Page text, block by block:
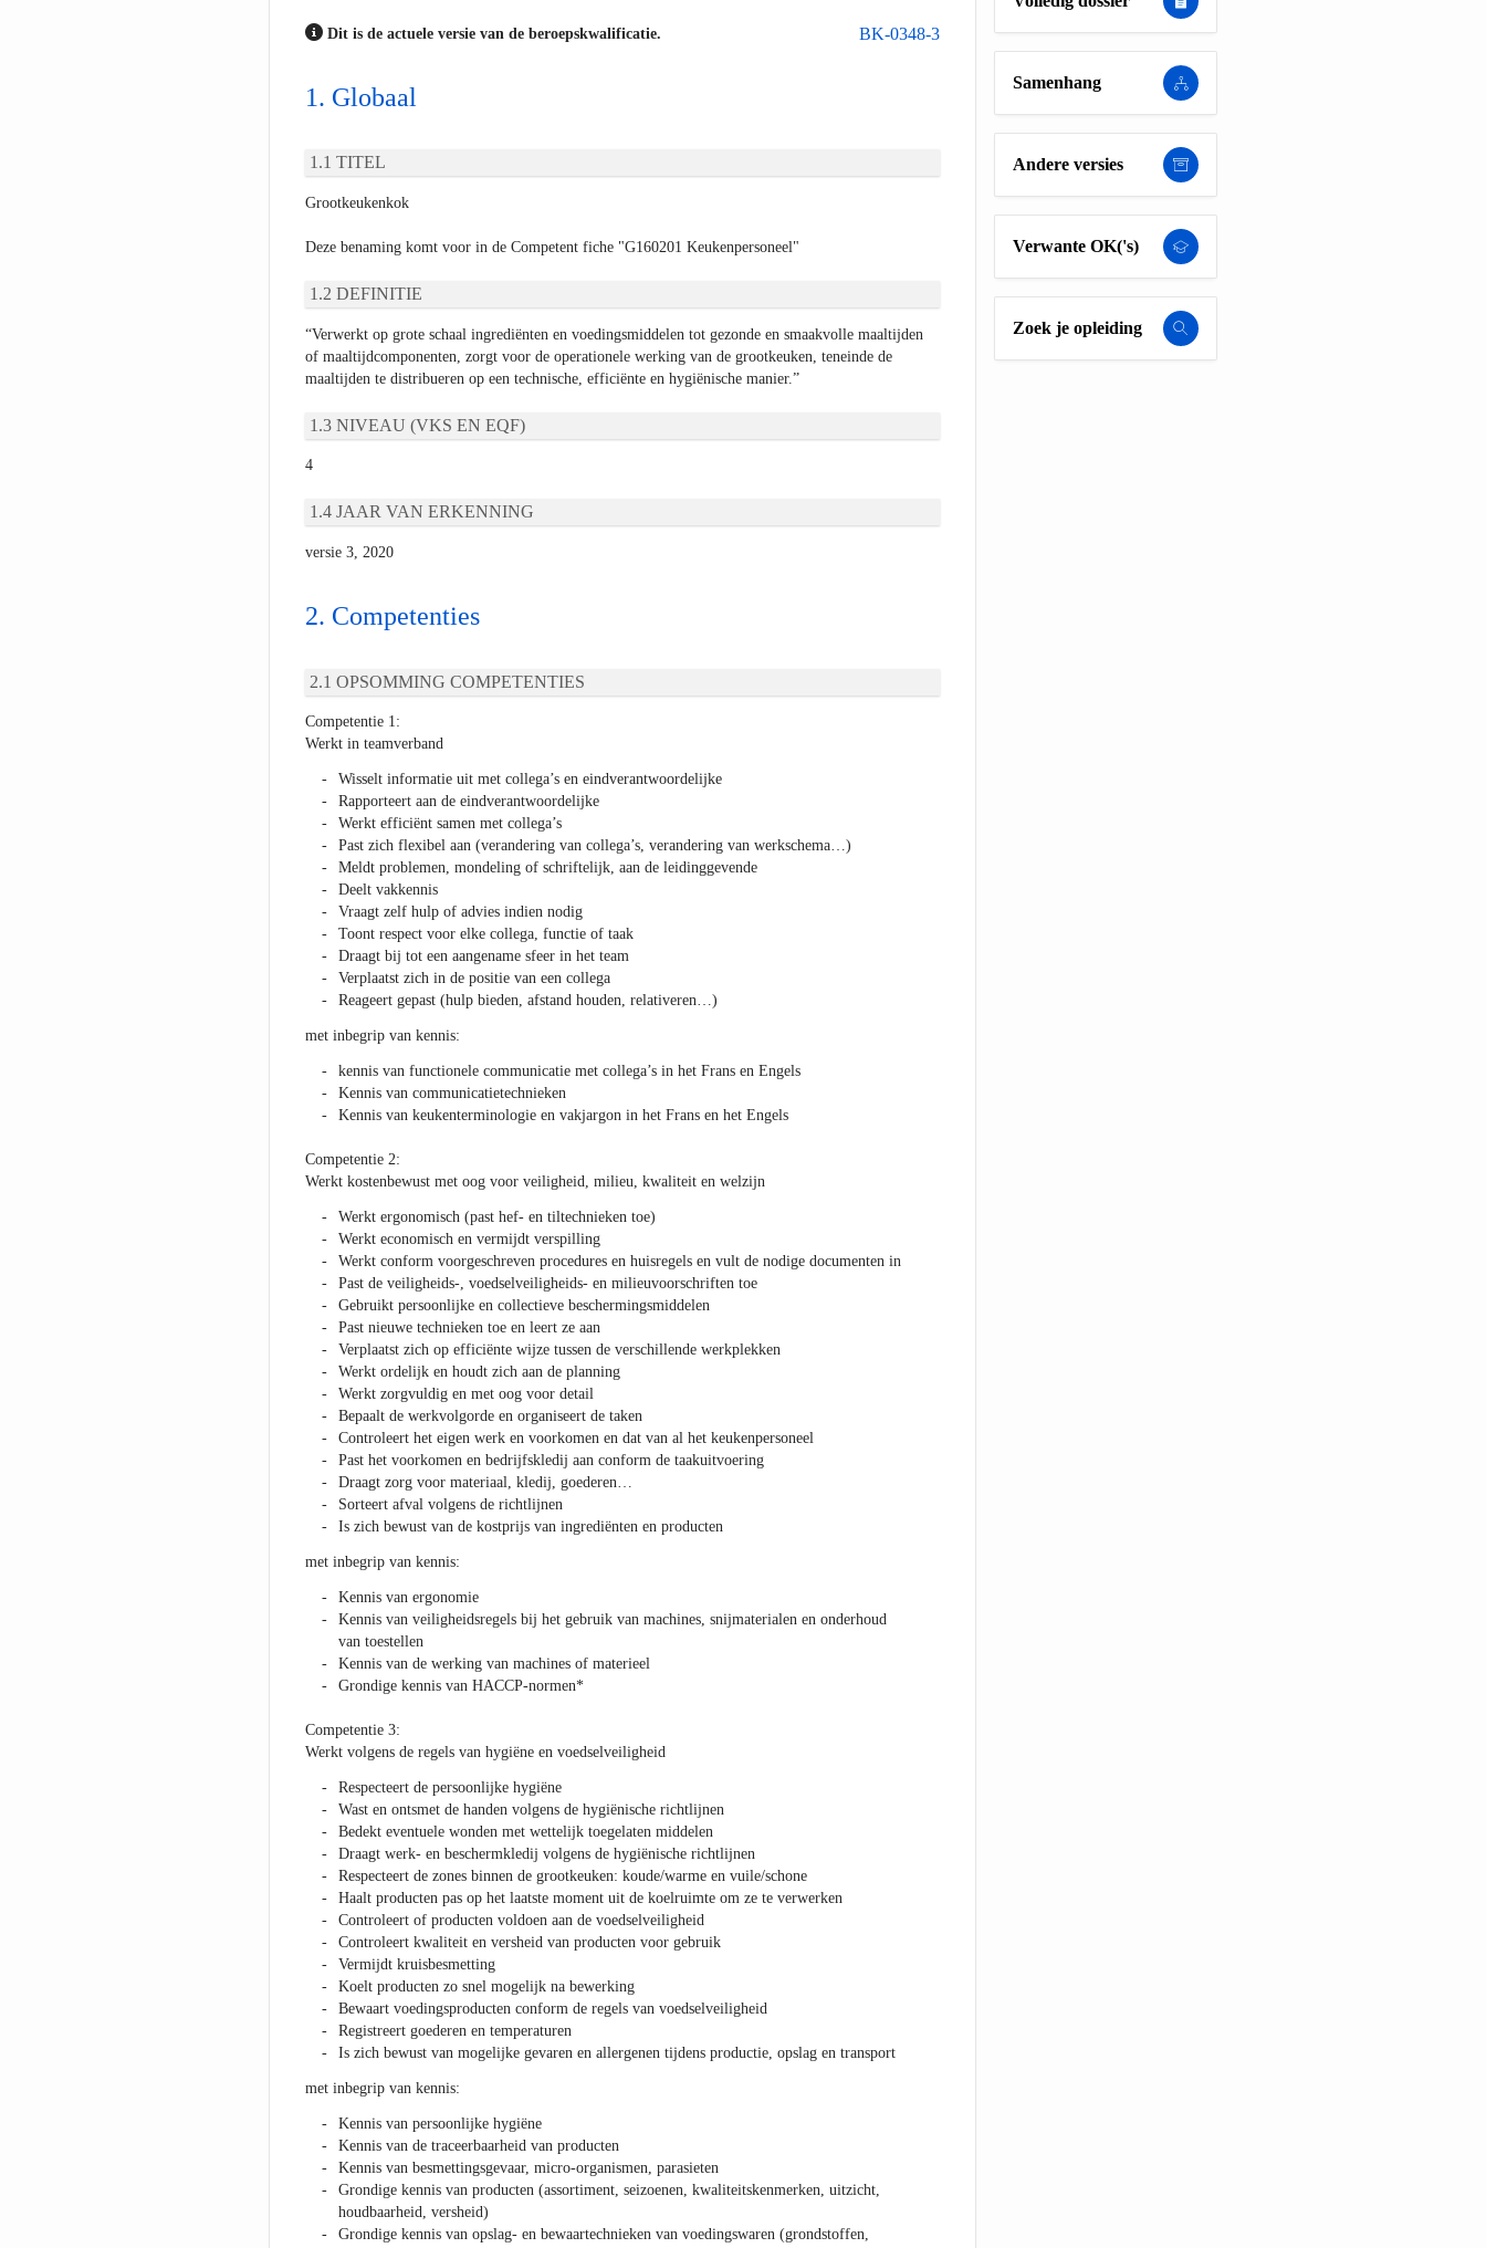
BK-0348-3
Dit is de actuele versie van de beroepskwalificatie.
Globaal
TITEL
Grootkeukenkok
Deze benaming komt voor in de Competent fiche "G160201 Keukenpersoneel"
DEFINITIE
“Verwerkt op grote schaal ingrediënten en voedingsmiddelen tot gezonde en smaakvolle maaltijden
of maaltijdcomponenten, zorgt voor de operationele werking van de grootkeuken, teneinde de
maaltijden te distribueren op een technische, efficiënte en hygiënische manier.”
NIVEAU (VKS EN EQF)
4
JAAR VAN ERKENNING
versie 3, 2020
Competenties
OPSOMMING COMPETENTIES
Competentie 1:
Werkt in teamverband
Wisselt informatie uit met collega’s en eindverantwoordelijke
Rapporteert aan de eindverantwoordelijke
Werkt efficiënt samen met collega’s
Past zich flexibel aan (verandering van collega’s, verandering van werkschema…)
Meldt problemen, mondeling of schriftelijk, aan de leidinggevende
Deelt vakkennis
Vraagt zelf hulp of advies indien nodig
Toont respect voor elke collega, functie of taak
Draagt bij tot een aangename sfeer in het team
Verplaatst zich in de positie van een collega
Reageert gepast (hulp bieden, afstand houden, relativeren…)
met inbegrip van kennis:
kennis van functionele communicatie met collega’s in het Frans en Engels
Kennis van communicatietechnieken
Kennis van keukenterminologie en vakjargon in het Frans en het Engels
Competentie 2:
Werkt kostenbewust met oog voor veiligheid, milieu, kwaliteit en welzijn
Werkt ergonomisch (past hef- en tiltechnieken toe)
Werkt economisch en vermijdt verspilling
Werkt conform voorgeschreven procedures en huisregels en vult de nodige documenten in
Past de veiligheids-, voedselveiligheids- en milieuvoorschriften toe
Gebruikt persoonlijke en collectieve beschermingsmiddelen
Past nieuwe technieken toe en leert ze aan
Verplaatst zich op efficiënte wijze tussen de verschillende werkplekken
Werkt ordelijk en houdt zich aan de planning
Werkt zorgvuldig en met oog voor detail
Bepaalt de werkvolgorde en organiseert de taken
Controleert het eigen werk en voorkomen en dat van al het keukenpersoneel
Past het voorkomen en bedrijfskledij aan conform de taakuitvoering
Draagt zorg voor materiaal, kledij, goederen…
Sorteert afval volgens de richtlijnen
Is zich bewust van de kostprijs van ingrediënten en producten
met inbegrip van kennis:
Kennis van ergonomie
Kennis van veiligheidsregels bij het gebruik van machines, snijmaterialen en onderhoud
van toestellen
Kennis van de werking van machines of materieel
Grondige kennis van HACCP-normen*
Competentie 3:
Werkt volgens de regels van hygiëne en voedselveiligheid
Respecteert de persoonlijke hygiëne
Wast en ontsmet de handen volgens de hygiënische richtlijnen
Bedekt eventuele wonden met wettelijk toegelaten middelen
Draagt werk- en beschermkledij volgens de hygiënische richtlijnen
Respecteert de zones binnen de grootkeuken: koude/warme en vuile/schone
Haalt producten pas op het laatste moment uit de koelruimte om ze te verwerken
Controleert of producten voldoen aan de voedselveiligheid
Controleert kwaliteit en versheid van producten voor gebruik
Vermijdt kruisbesmetting
Koelt producten zo snel mogelijk na bewerking
Bewaart voedingsproducten conform de regels van voedselveiligheid
Registreert goederen en temperaturen
Is zich bewust van mogelijke gevaren en allergenen tijdens productie, opslag en transport
met inbegrip van kennis:
Kennis van persoonlijke hygiëne
Kennis van de traceerbaarheid van producten
Kennis van besmettingsgevaar, micro-organismen, parasieten
Grondige kennis van producten (assortiment, seizoenen, kwaliteitskenmerken, uitzicht,
houdbaarheid, versheid)
Grondige kennis van opslag- en bewaartechnieken van voedingswaren (grondstoffen,
Samenhang
Andere versies
Verwante OK('s)
Zoek je opleiding